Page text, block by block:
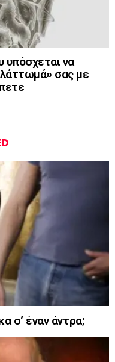
υπόσχεται να
σας με
σ’ έναν άντρα;